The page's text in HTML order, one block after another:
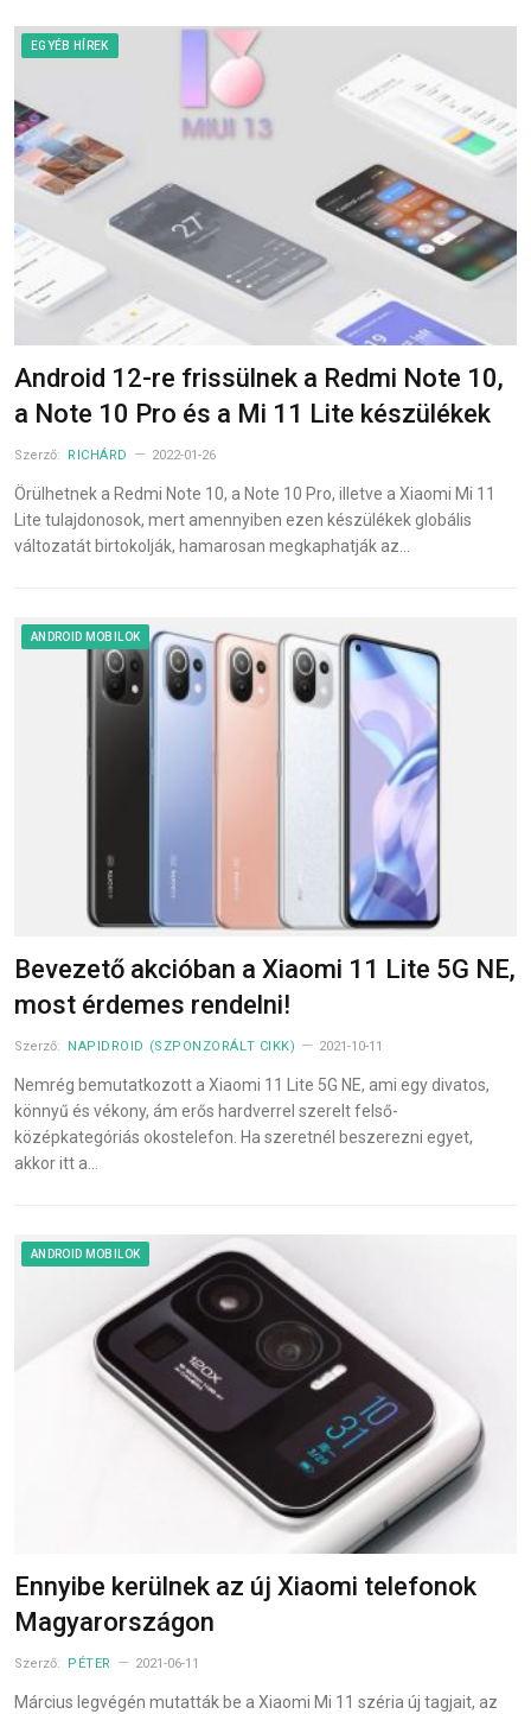
EGYÉB HÍREK
Android 12-re frissülnek a Redmi Note 10,
a Note 10 Pro és a Mi 11 Lite készülékek
Szerző: RICHÁRD 2022-01-26
Örülhetnek a Redmi Note 10, a Note 10 Pro, illetve a Xiaomi Mi 11
Lite tulajdonosok, mert amennyiben ezen készülékek globális
változatát birtokolják, hamarosan megkaphatják az…
ANDROID MOBILOK
Bevezető akcióban a Xiaomi 11 Lite 5G NE,
most érdemes rendelni!
Szerző: NAPIDROID (SZPONZORÁLT CIKK) 2021-10-11
Nemrég bemutatkozott a Xiaomi 11 Lite 5G NE, ami egy divatos,
könnyű és vékony, ám erős hardverrel szerelt felső-
középkategóriás okostelefon. Ha szeretnél beszerezni egyet,
akkor itt a…
ANDROID MOBILOK
Ennyibe kerülnek az új Xiaomi telefonok
Magyarországon
Szerző: PÉTER 2021-06-11
Március legvégén mutatták be a Xiaomi Mi 11 széria új tagjait, az